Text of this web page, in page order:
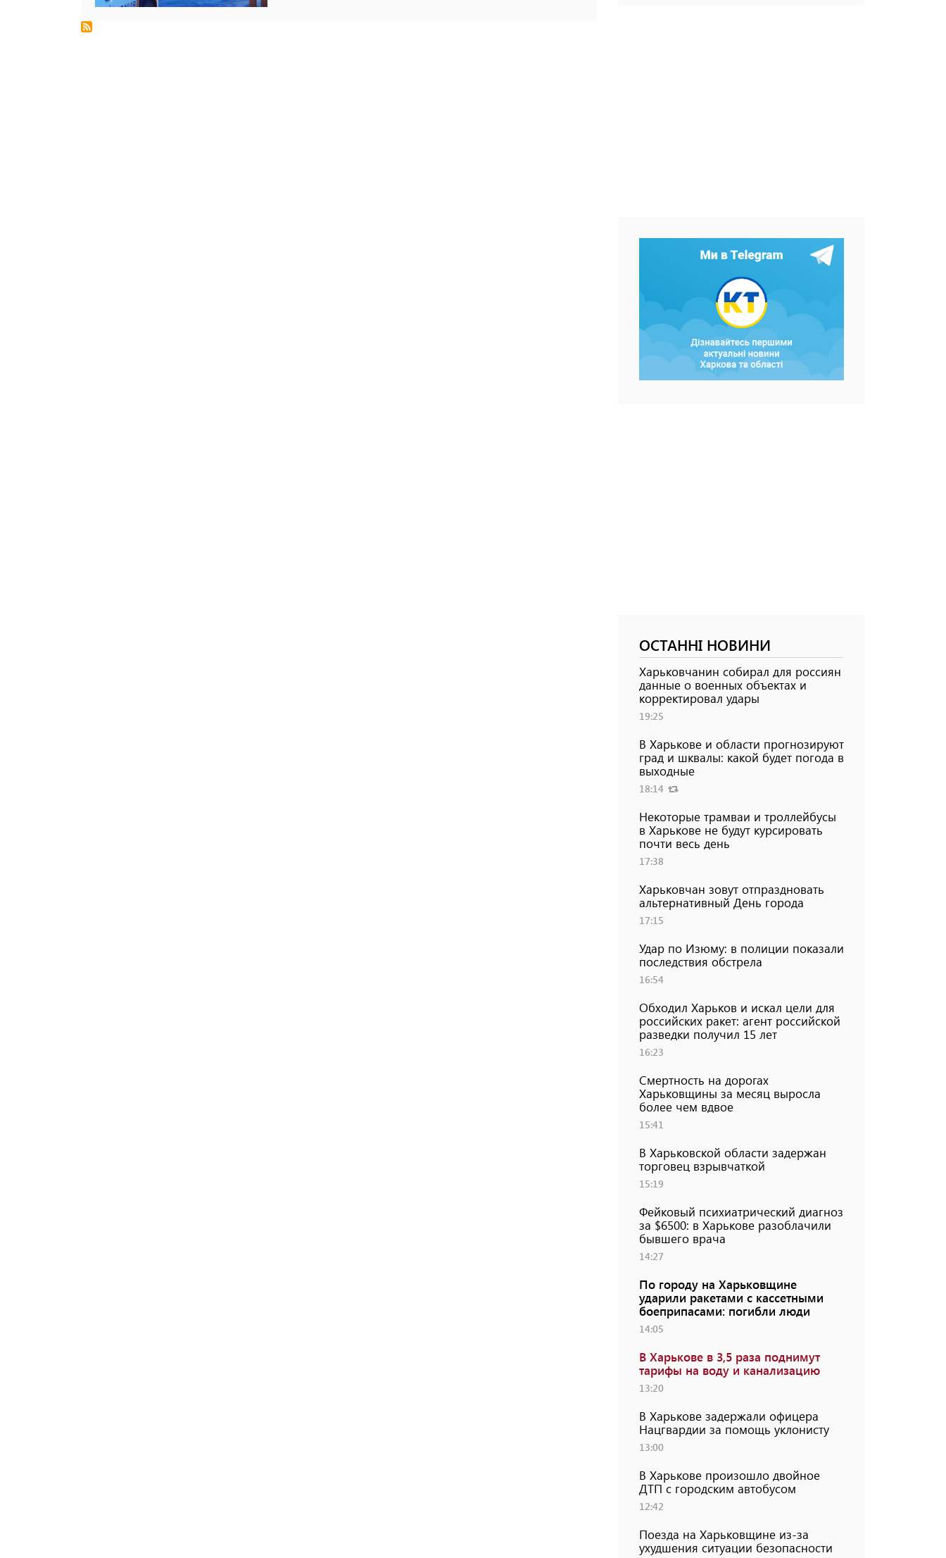
ОСТАННІ НОВИНИ
Харьковчанин собирал для россиян
данные о военных объектах и ​​
корректировал удары
19:25
В Харькове и области прогнозируют
град и шквалы: какой будет погода в
выходные
18:14
Некоторые трамваи и троллейбусы
в Харькове не будут курсировать
почти весь день
17:38
Харьковчан зовут отпраздновать
альтернативный День города
17:15
Удар по Изюму: в полиции показали
последствия обстрела
16:54
Обходил Харьков и искал цели для
российских ракет: агент российской
разведки получил 15 лет
16:23
Смертность на дорогах
Харьковщины за месяц выросла
более чем вдвое
15:41
В Харьковской области задержан
торговец взрывчаткой
15:19
Фейковый психиатрический диагноз
за $6500: в Харькове разоблачили
бывшего врача
14:27
По городу на Харьковщине
ударили ракетами с кассетными
боеприпасами: погибли люди
14:05
В Харькове в 3,5 раза поднимут
тарифы на воду и канализацию
13:20
В Харькове задержали офицера
Нацгвардии за помощь уклонисту
13:00
В Харькове произошло двойное
ДТП с городским автобусом
12:42
Поезда на Харьковщине из-за
ухудшения ситуации безопасности